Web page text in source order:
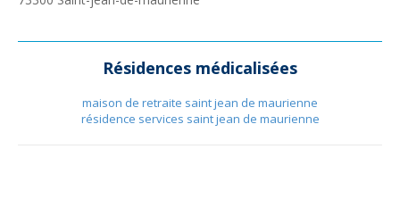
Résidences médicalisées
maison de retraite saint jean de maurienne
résidence services saint jean de maurienne